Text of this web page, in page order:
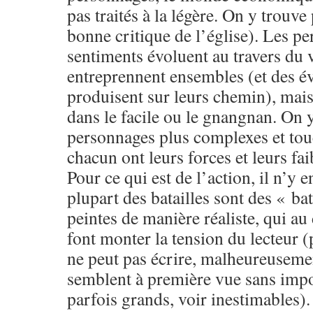
pas traités à la légère. On y
bonne critique de l’église). Les
sentiments évoluent au travers du
entreprennent ensembles (et des
produisent sur leurs chemin),
dans le facile ou le gnangnan. On
personnages plus complexes et
chacun ont leurs forces et leurs
Pour ce qui est de l’action, il n’y
plupart des batailles sont des «
peintes de manière réaliste, qui
font monter la tension du lecteur
ne peut pas écrire,
semblent à première vue sans
parfois grands, voir inestimables).